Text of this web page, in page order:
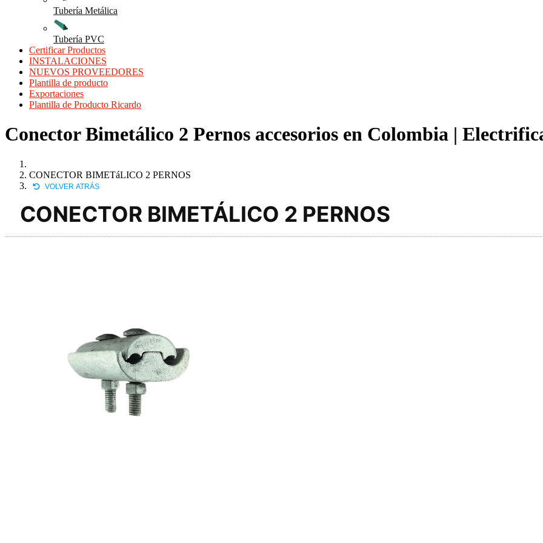
Tubería Metálica
Tubería PVC
Certificar Productos
INSTALACIONES
NUEVOS PROVEEDORES
Plantilla de producto
Exportaciones
Plantilla de Producto Ricardo
Conector Bimetálico 2 Pernos accesorios en Colombia |
CONECTOR BIMETáLICO 2 PERNOS
VOLVER ATRÁS
CONECTOR BIMETÁLICO 2 PERNOS